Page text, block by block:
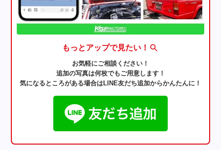
もっとアップで見たい！
お気軽にご相談ください！
追加の写真は何枚でもご用意します！
気になるところがある場合はLINE友だち追加からかんたんに！